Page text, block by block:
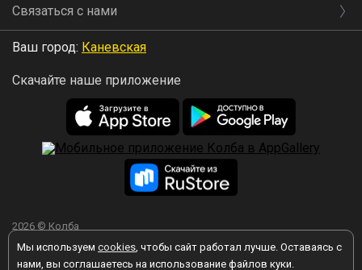
Мы используем cookies, чтобы сайт работал лучше. Оставаясь с
нами, вы соглашаетесь на использование файлов куки.
Связаться с нами
Ваш город: Каневская
Скачайте наше приложение
2026 © Колба